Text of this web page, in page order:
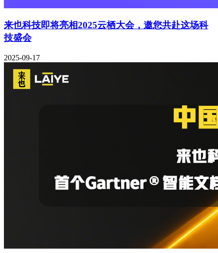
来也科技即将亮相2025云栖大会，邀您共赴这场科
技盛会
2025-09-17